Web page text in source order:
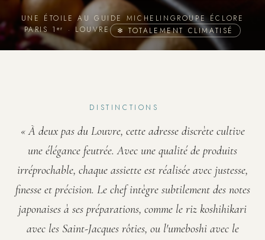
UNE ÉTOILE AU GUIDE MICHELIN GROUPE ÉCLORE
PARIS 1ᵉʳ · LOUVRE
❄ TOTALEMENT CLIMATISÉ
DISTINCTIONS
« À deux pas du Louvre, cette adresse discrète cultive
une élégance feutrée. Avec une qualité de produits
irréprochable, chaque assiette est réalisée avec justesse,
finesse et précision. Le chef intègre subtilement des notes
japonaises à ses préparations, comme le riz koshihikari
avec les Saint-Jacques rôties, ou l'umeboshi avec le